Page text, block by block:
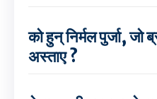
को हुन् निर्मल पुर्जा, जो
अस्ताए ?